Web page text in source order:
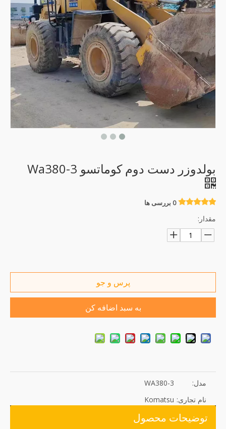
بولدوزر دست دوم کوماتسو Wa380-3
0 بررسی ها
مقدار:
پرس و جو
به سبد اضافه کن
مدل:
WA380-3
نام تجاری: Komatsu
توضیحات محصول